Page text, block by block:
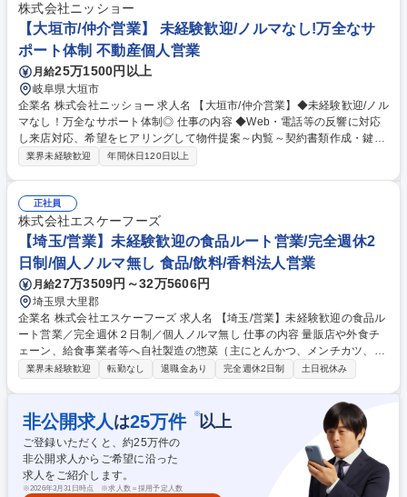
き時間はWeb掲載物件の更新。 入社後1～2カ月は支店長・先輩が研修。
（業務内容の変更の範囲）当社業務全般 募集職種 【豊橋市/仲介営業】◆
未経験歓迎/ノルマなし！万全なサポート体制◎
株式会社ニッショー
【大垣市/仲介営業】 未経験歓迎/ノルマなし!万全なサ
ポート体制 不動産個人営業
月給25万1500円以上
岐阜県大垣市
企業名 株式会社ニッショー 求人名 【大垣市/仲介営業】◆未経験歓迎/ノル
マなし！万全なサポート体制◎ 仕事の内容 ◆Web・電話等の反響に対応
し来店対応、希望をヒアリングして物件提案～内覧～契約書類作成・鍵渡
しまで担当。管理業務は管理部門が担当。 専門知識は入社後に身につくた
周辺環境等の情報も案内。入居決定後は契約書類を作成し鍵をお渡し。空
き時間はWeb掲載物件の更新。 入社後1～2カ月は支店長・先輩が研修。
（業務内容の変更の範囲）当社業務全般 募集職種 【大垣市/仲介営業】◆
未経験歓迎/ノルマなし！万全なサポート体制◎
業界未経験歓迎 年間休日120日以上
正社員
株式会社エスケーフーズ
【埼玉/営業】未経験歓迎の食品ルート営業/完全週休2
日制/個人ノルマ無し 食品/飲料/香料法人営業
月給27万3509円～32万5606円
埼玉県大里郡
企業名 株式会社エスケーフーズ 求人名 【埼玉/営業】未経験歓迎の食品ル
ート営業／完全週休２日制／個人ノルマ無し 仕事の内容 量販店や外食チ
ェーン、給食事業者等へ自社製造の惣菜（主にとんかつ、メンチカツ、ハ
ンバーグ等）をご提案するルート営業。既存のお客様を 中心に、関東エリ
行からスタートし基礎から学べるルート営業 ★スーパー等既存顧客への定
期訪問と丁寧なヒアリング ★各店舗の客層に合わせた自社商品のピックア
ップとご案内 ★受注時の社内製造部門との細やかな生産調整と確実な納期
管理 ★お客様の心に寄り添い中長期的な信頼関係を築き上げる温かいフォ
ロー ※異業種からの転職者も活躍しています！＜既存顧客のみノルマ無し
＞ 募集職種 【埼玉/営業】未経験歓迎の食品ルート営業／完全週休２日制
業界未経験歓迎 転勤なし 退職金あり 完全週休2日制 土日祝休み
非公開求人 は25万件 ※以上
ご登録いただくと、約25万件の
非公開求人からご希望に沿った
求人をご紹介します。
※2026年3月31日時点 ※求人数＝採用予定人数